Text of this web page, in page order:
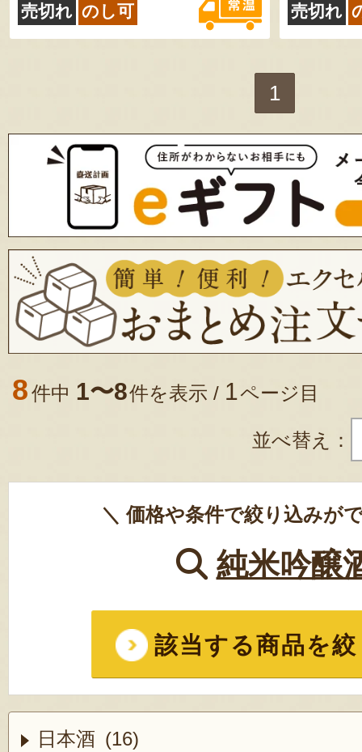
売切れ のし可 売切れ
1
8件中 1〜8件を表示 / 1ページ目
並べ替え：
＼ 価格や条件で絞り込みが
純米吟醸
該当する商品を
日本酒 (16)